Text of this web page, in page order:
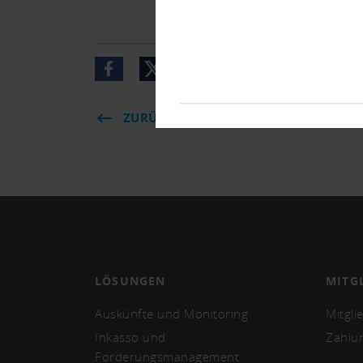
ZURÜCK
LÖSUNGEN
Auskünfte und Monitoring
Inkasso und
Forderungsmanagement